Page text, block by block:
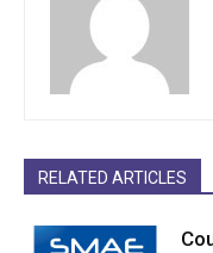
RELATED ARTICLES